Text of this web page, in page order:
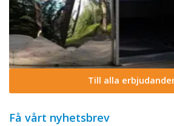
Till alla
Få vårt nyhetsbrev